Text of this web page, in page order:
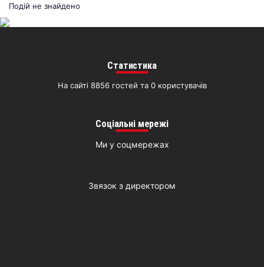
Подій не знайдено
Статистика
На сайті 8856 гостей та 0 користувачів
Соціальні мережі
Ми у соцмережах
Звязок з директором